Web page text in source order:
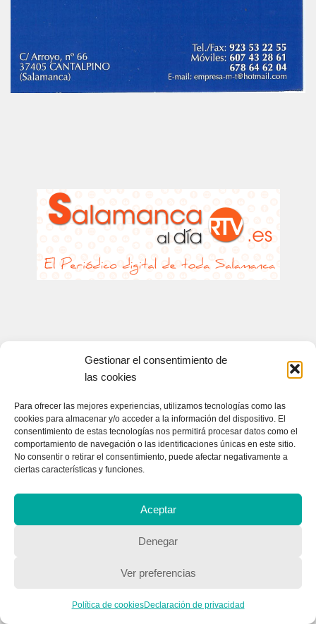
Gestionar el consentimiento de
las cookies
Para ofrecer las mejores experiencias, utilizamos tecnologías como las
cookies para almacenar y/o acceder a la información del dispositivo. El
consentimiento de estas tecnologías nos permitirá procesar datos como el
comportamiento de navegación o las identificaciones únicas en este sitio.
No consentir o retirar el consentimiento, puede afectar negativamente a
ciertas características y funciones.
Aceptar
Denegar
Ver preferencias
Política de cookiesDeclaración de privacidad